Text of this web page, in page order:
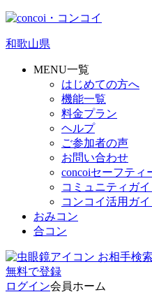
和歌山県
MENU一覧
はじめての方へ
機能一覧
料金プラン
ヘルプ
ご参加者の声
お問い合わせ
concoiセーフティ
コミュニティガ
コンコイ活用ガイ
おみコン
合コン
お相手検索
無料で登録
ログイン会員ホーム